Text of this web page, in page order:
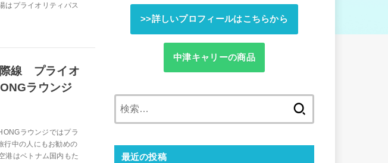
はプライオリティパス
線 プライオ
ラウンジ
ラウンジではプラ
行中の人にもお勧めの
港はベトナム国内もた
>>詳しいプロフィールはこちらから
中津キャリーの商品
最近の投稿